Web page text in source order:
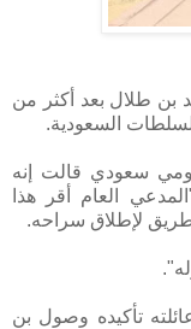
بن طلال بعد أكثر من
السعودية.
سعودي قالت إنه
العام أقر هذا
لإطلاق سراحه.
تأكيده وصول بن